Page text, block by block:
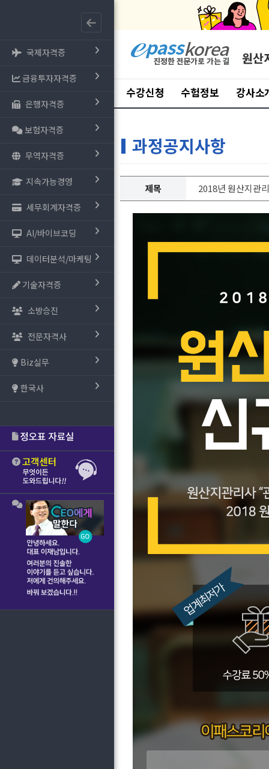
국제자격증
금융투자자격증
은행자격증
보험자격증
무역자격증
지속가능경영
세무회계자격증
AI/바이브코딩
데이터분석/마케팅
기술자격증
소방승진
전문자격사
Biz실무
한국사
원산
수강신청 수험정보 강사소
과정공지사항
제목 2018년 원산지관